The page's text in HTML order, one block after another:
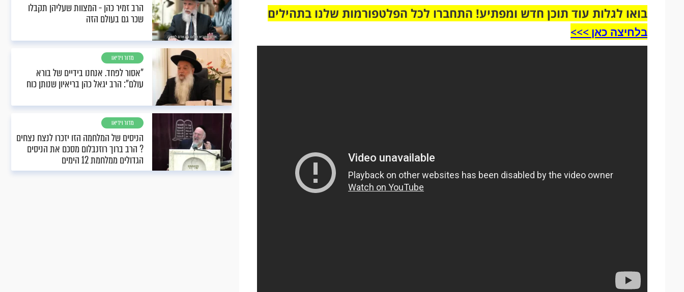
בואו לגלות עוד תוכן חדש ומפתיע! התחברו לכל הפלטפורמות שלנו בתהילים
בלחיצה כאן >>>​
הרב זמיר כהן - המצוות שעליהן תקבלו
שכר גם בעולם הזה
מדור וידיאו
"אסור לפחד. אנחנו בידיים של בורא
עולם": הרב יגאל כהן בריאיון שנותן כוח
מדור וידיאו
הניסים של המלחמה הזו יזכרו לנצח נצחים
? הרב ברוך רוזנבלום מסכם את הניסים
הגדולים ממלחמת 12 הימים